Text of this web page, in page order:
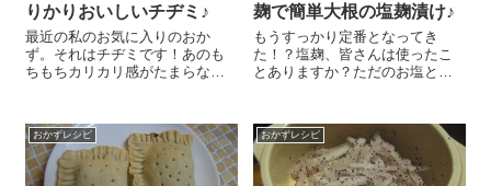
りかりおいしいチヂミ♪
最近の私のお気に入りのおか
ず。それはチヂミです！あのも
ちもちカリカリ感がたまらない
ご紹介しちゃいます♪おいしさの
ポイントはなんといっても『タ
ピオカ粉末』なんですよ～!
(^^)!...
麹で簡単大根の塩麹漬け♪
もうすっかり定番となってき
た！？塩麹、皆さんは使ったこ
とありますか？ただのお塩とは
料ですよね!(^^)! 今日は塩麹を使
った簡単な1品のレシピをご紹介
しまーす！とっても簡単なの
に、味わ...
おかずレシピ おかずレシピ